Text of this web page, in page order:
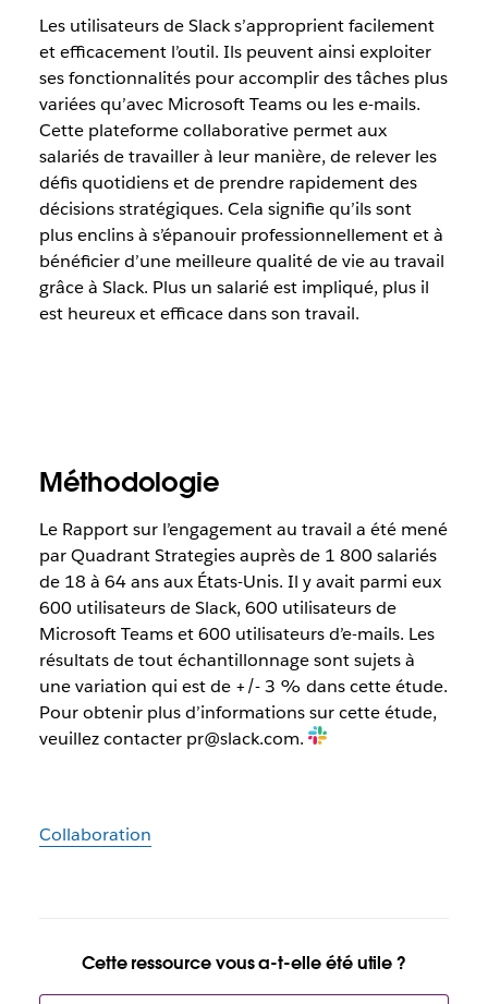
Les utilisateurs de Slack s’approprient facilement
et efficacement l’outil. Ils peuvent ainsi exploiter
ses fonctionnalités pour accomplir des tâches plus
variées qu’avec Microsoft Teams ou les e-mails.
Cette plateforme collaborative permet aux
salariés de travailler à leur manière, de relever les
défis quotidiens et de prendre rapidement des
décisions stratégiques. Cela signifie qu’ils sont
plus enclins à s’épanouir professionnellement et à
bénéficier d’une meilleure qualité de vie au travail
grâce à Slack. Plus un salarié est impliqué, plus il
est heureux et efficace dans son travail.
Méthodologie
Le Rapport sur l’engagement au travail a été mené
par Quadrant Strategies auprès de 1 800 salariés
de 18 à 64 ans aux États-Unis. Il y avait parmi eux
600 utilisateurs de Slack, 600 utilisateurs de
Microsoft Teams et 600 utilisateurs d’e-mails. Les
résultats de tout échantillonnage sont sujets à
une variation qui est de +/- 3 % dans cette étude.
Pour obtenir plus d’informations sur cette étude,
veuillez contacter pr@slack.com.
Collaboration
Cette ressource vous a-t-elle été utile ?